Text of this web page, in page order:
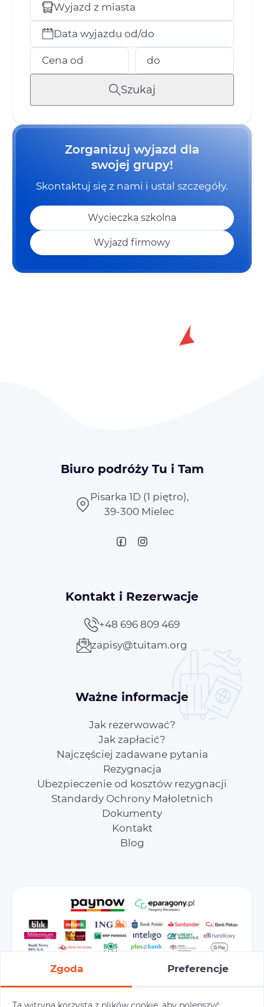
Wyjazd z miasta
Data wyjazdu od/do
Cena od do
Szukaj
Zorganizuj wyjazd dla
swojej grupy!
Skontaktuj się z nami i ustal szczegóły.
Wycieczka szkolna
Wyjazd firmowy
Biuro podróży Tu i Tam
Pisarka 1D (1 piętro),
39-300 Mielec
Kontakt i Rezerwacje
+48 696 809 469
zapisy@tuitam.org
Ważne informacje
Jak rezerwować?
Jak zapłacić?
Najczęściej zadawane pytania
Rezygnacja
Ubezpieczenie od kosztów rezygnacji
Standardy Ochrony Małoletnich
Dokumenty
Kontakt
Blog
Zgoda Preferencje